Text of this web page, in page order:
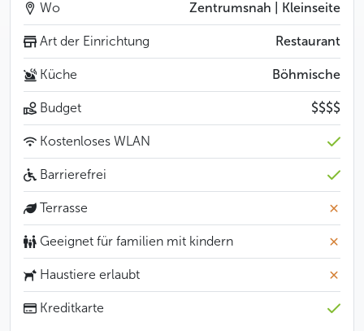
Wo Zentrumsnah | Kleinseite
Art der Einrichtung Restaurant
Küche Böhmische
Budget $$$$
Kostenloses WLAN
Barrierefrei
Terrasse
Geeignet für familien mit kindern
Haustiere erlaubt
Kreditkarte